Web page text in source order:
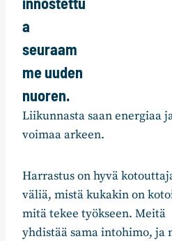
a
seuraam
me uuden
nuoren.
Liikunnasta saan energiaa
voimaa arkeen.
Harrastus on hyvä
väliä, mistä kukakin on
mitä tekee työkseen. Meitä
yhdistää sama intohimo, ja